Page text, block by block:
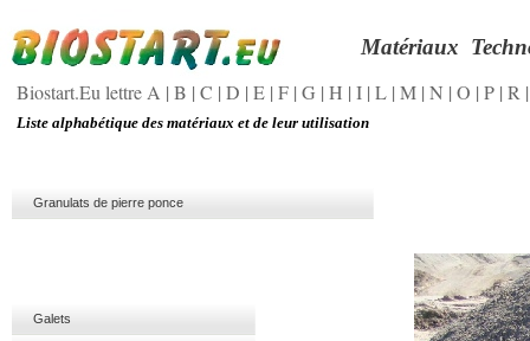
Granulats de pierre ponce
Galets
Liste alphabétique des matériaux et de leur utilisation
Biostart.Eu lettre A | B | C | D | E | F | G | H | I | L | M | N | O | P | R
Matériaux